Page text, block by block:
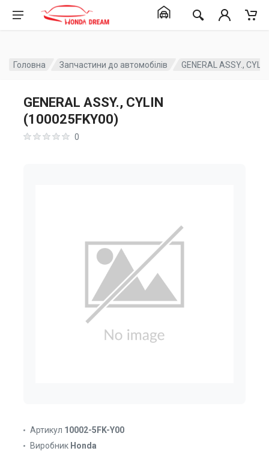
Головна Запчастини до автомобілів GENERAL ASSY.,
GENERAL ASSY., CYLIN
(100025FKY00)
0
Артикул 10002-5FK-Y00
Виробник Honda